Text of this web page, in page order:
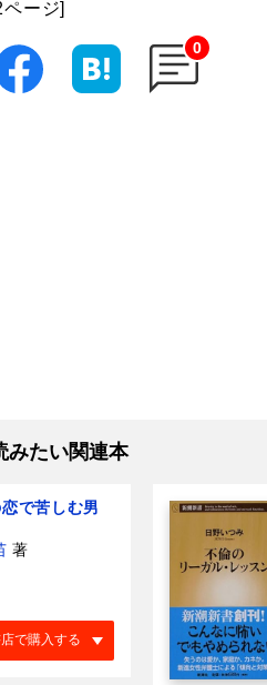
ページ]
0
みたい関連本
恋で苦しむ男
著
で購入する